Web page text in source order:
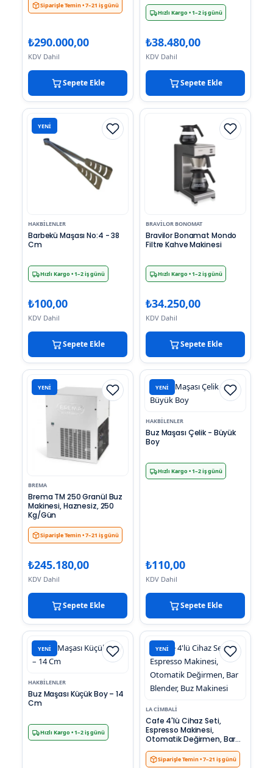
Siparişle Temin• 7–21 iş günü
₺290.000,00
KDV Dahil
Sepete Ekle
Hızlı Kargo• 1–2 iş günü
₺38.480,00
KDV Dahil
Sepete Ekle
YENI
HAKBILENLER
Barbekü Maşası No:4 - 38
Cm
Hızlı Kargo• 1–2 iş günü
₺100,00
KDV Dahil
Sepete Ekle
BRAVILOR BONOMAT
Bravilor Bonamat Mondo
Filtre Kahve Makinesi
Hızlı Kargo• 1–2 iş günü
₺34.250,00
KDV Dahil
Sepete Ekle
YENI
BREMA
Brema TM 250 Granül Buz
Makinesi, Haznesiz, 250
Kg/Gün
Siparişle Temin• 7–21 iş günü
₺245.180,00
KDV Dahil
Sepete Ekle
YENI
HAKBILENLER
Buz Maşası Çelik - Büyük
Boy
Hızlı Kargo• 1–2 iş günü
₺110,00
KDV Dahil
Sepete Ekle
YENI
HAKBILENLER
Buz Maşası Küçük Boy – 14
Cm
Hızlı Kargo• 1–2 iş günü
YENI
LA CIMBALI
Cafe 4'lü Cihaz Seti,
Espresso Makinesi,
Otomatik Değirmen, Bar
Siparişle Temin• 7–21 iş günü